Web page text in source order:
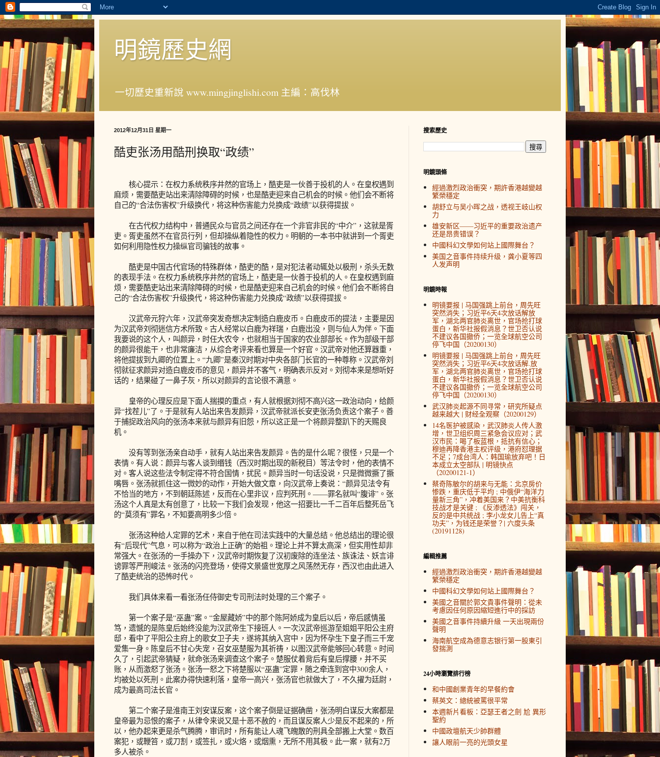
明鏡歷史網
一切歷史重新說 www.mingjinglishi.com 主編：高伐林
2012年12月31日 星期一
酷吏张汤用酷刑换取“政绩”
核心提示：在权力系统秩序井然的官场上，酷吏是一伙善于投机的人。在皇权遇到
麻烦，需要酷吏站出来清除障碍的时候，也是酷吏迎来自己机会的时候。他们会不断将
自己的“合法伤害权”升级换代，将这种伤害能力兑换成“政绩”以获得提拔。
在古代权力结构中，普通民众与官员之间还存在一个非官非民的“中介”，这就是胥
吏。胥吏虽然不在官员行列，但却操纵着隐性的权力。明朝的一本书中就讲到一个胥吏
如何利用隐性权力操纵官司骗钱的故事。
酷吏是中国古代官场的特殊群体，酷吏的酷，是对犯法者动辄处以极刑，杀头无数
的表现手法。在权力系统秩序井然的官场上，酷吏是一伙善于投机的人。在皇权遇到麻
烦，需要酷吏站出来清除障碍的时候，也是酷吏迎来自己机会的时候。他们会不断将自
己的“合法伤害权”升级换代，将这种伤害能力兑换成“政绩”以获得提拔。
汉武帝元狩六年，汉武帝突发奇想决定制造白鹿皮币。白鹿皮币的提法，主要是因
为汉武帝刘彻迷信方术所致。古人经常以白鹿为祥瑞，白鹿出没，则与仙人为伴。下面
我要说的这个人，叫颜异，时任大农令，也就相当于国家的农业部部长。作为部级干部
的颜异很能干，也非常廉洁，从综合考评来看也算是一个好官。汉武帝对他还算器重，
将他提拔到九卿的位置上。“九卿”是秦汉时期对中央各部门长官的一种尊称。汉武帝刘
彻就征求颜异对造白鹿皮币的意见，颜异并不客气，明确表示反对。刘彻本来是想听好
话的，结果碰了一鼻子灰，所以对颜异的言论很不满意。
皇帝的心理反应是下面人揣摸的重点，有人就根据刘彻不高兴这一政治动向，给颜
异“找茬儿”了。于是就有人站出来告发颜异，汉武帝就派长安吏张汤负责这个案子。善
于捕捉政治风向的张汤本来就与颜异有旧怨，所以这正是一个将颜异整趴下的天赐良
机。
没有等到张汤亲自动手，就有人站出来告发颜异。告的是什么呢？很怪，只是一个
表情。有人说：颜异与客人谈到缗钱（西汉时期出现的新税目）等法令时，他的表情不
对。客人说这些法令制定得不符合国情，扰民。颜异当时一句话没说，只是微微撅了撅
嘴唇。张汤就抓住这一微妙的动作，开始大做文章，向汉武帝上奏说：“颜异见法令有
不恰当的地方，不到朝廷陈述，反而在心里非议，应判死刑。——罪名就叫“腹诽”。张
汤这个人真是太有创意了，比较一下我们会发现，他这一招要比一千二百年后整死岳飞
的“莫须有”罪名，不知要高明多少倍。
张汤这种给人定罪的艺术，来自于他在司法实践中的大量总结。他总结出的理论很
有“后现代”气息，可以称为“政治上正确”的始祖。理论上并不算太高深，但实用性却非
常强大。在张汤的一手操办下，汉武帝时期恢复了汉初废除的连坐法、族诛法、妖言诽
谤罪等严刑峻法。张汤的闪亮登场，使得文景盛世宽厚之风荡然无存，西汉也由此进入
了酷吏统治的恐怖时代。
我们具体来看一看张汤任侍御史专司刑法时处理的三个案子。
第一个案子是“巫蛊”案。“金屋藏娇”中的那个陈阿娇成为皇后以后，帝后感情虽
笃，遗憾的是陈皇后始终没能为汉武帝生下接班人。一次汉武帝巡游至姐姐平阳公主府
邸，看中了平阳公主府上的歌女卫子夫，遂将其纳入宫中，因为怀孕生下皇子而三千宠
爱集一身。陈皇后不甘心失宠，召女巫楚服为其祈祷，以图汉武帝能够回心转意。时间
久了，引起武帝猜疑，就命张汤来调查这个案子。楚服仗着背后有皇后撑腰，并不买
账，从而激怒了张汤。张汤一怒之下将楚服以“巫蛊”定罪，随之牵连到宫中300余人，
均被处以死刑。此案办得快速利落，皇帝一高兴，张汤官也就做大了，不久擢为廷尉，
成为最高司法长官。
第二个案子是淮南王刘安谋反案，这个案子倒是证据确凿，张汤明白谋反大案都是
皇帝最为忌恨的案子，从律令来说又是十恶不赦的，而且谋反案人少是反不起来的，所
以，他办起来更是杀气腾腾，审讯时，所有能让人魂飞魄散的刑具全部搬上大堂。数百
案犯，或鞭笞，或刀割，或签扎，或火烙，或烟熏，无所不用其极。此一案，就有2万
多人被杀。
搜索歷史
明鏡頭條
經過激烈政治衝突，期許香港越變越
繁榮穩定
胡舒立与吴小晖之战，透视王岐山权
力
雄安新区——习近平的重要政治遗产
还是昂贵错误？
中國科幻文學如何站上國際舞台？
美国之音事件持续升级，龚小夏等四
人发声明
明鏡時報
明镜要报 | 马国强跳上前台，周先旺
突然消失；习近平6天4次放话解放
军，湖北两官肺炎离世，官场抢打球
蛋白，新华社报假消息？世卫否认说
不建议各国撤侨；一览全球航空公司
停飞中国（20200130）
明镜要报 | 马国强跳上前台，周先旺
突然消失；习近平6天4次放话解.放
军，湖北两官肺炎离世，官场抢打球
蛋白，新华社报假消息？世卫否认说
不建议各国撤侨；一览全球航空公司
停飞中国（20200130）
武汉肺炎起源不同寻常，研究所疑点
越来越大 | 财经全观察（20200129）
14名医护被感染，武汉肺炎人传人激
增，世卫组织周三紧急会议应对；武
汉市民：喝了板蓝根，抵抗有信心；
穆迪再降香港主权评级，港府怼理据
不足；7成台湾人：韩国瑜放弃吧！日
本成立太空部队 | 明镜快点
（20200121-1）
蔡奇陈敏尔的胡来与无能：北京房价
惨跌，重庆低于平均 ; 中俄伊“海洋力
量新三角”，冲着美国来？中美抗衡科
技战才是关键 ; 《反渗透法》闯关，
反的是中共统战 ; 李小龙女儿告上“真
功夫”，为钱还是荣誉？| 六度头条
(20191128)
編輯推薦
經過激烈政治衝突，期許香港越變越
繁榮穩定
中國科幻文學如何站上國際舞台？
美國之音關於郭文貴事件聲明：從未
考慮因任何原因縮短進行中的採訪
美國之音事件持續升級 一天出現兩份
聲明
海南航空成為德意志银行第一股東引
發揣測
24小時瀏覽排行榜
和中國創業青年的早餐約會
蔡英文：總統被罵很平常
本週新片看板：亞瑟王者之劍 尬 異形
聖約
中國政壇航天少帥群體
讓人眼前一亮的光頭女星